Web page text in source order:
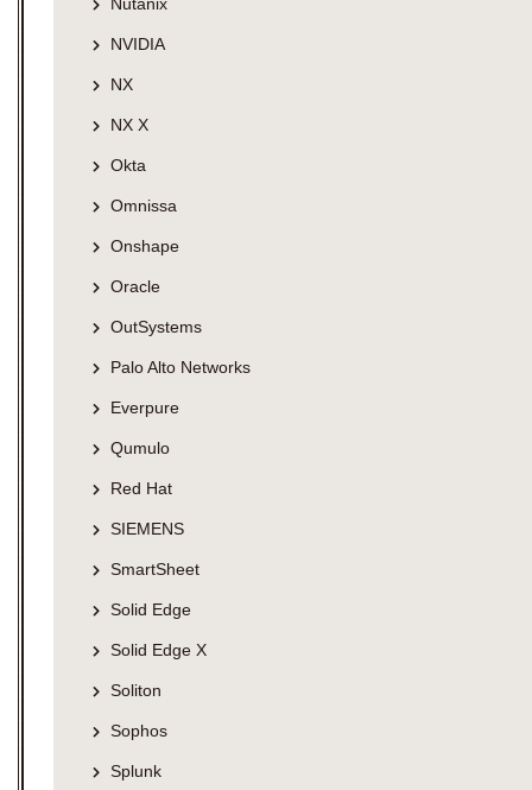
Nutanix
NVIDIA
NX
NX X
Okta
Omnissa
Onshape
Oracle
OutSystems
Palo Alto Networks
Everpure
Qumulo
Red Hat
SIEMENS
SmartSheet
Solid Edge
Solid Edge X
Soliton
Sophos
Splunk